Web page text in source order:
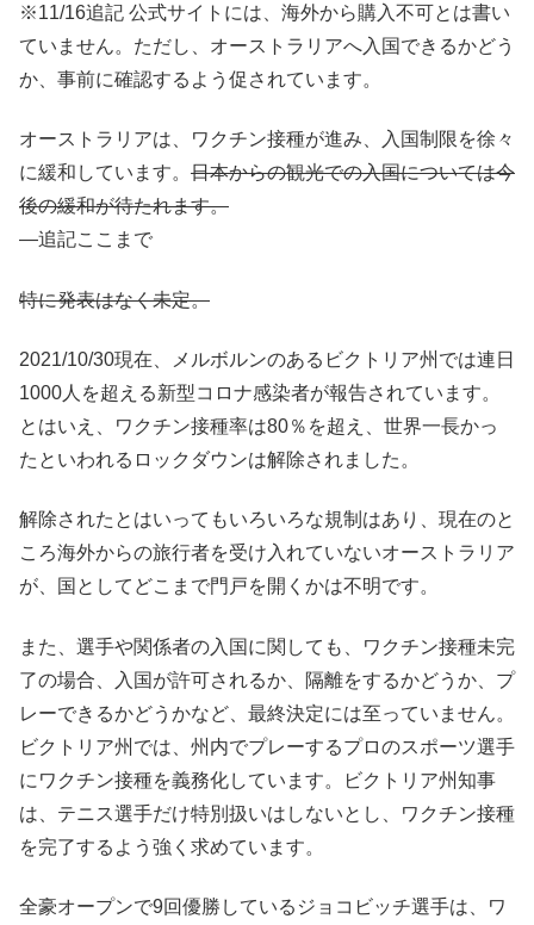
※11/16追記 公式サイトには、海外から購入不可とは書い
ていません。ただし、オーストラリアへ入国できるかどう
か、事前に確認するよう促されています。
オーストラリアは、ワクチン接種が進み、入国制限を徐々
に緩和しています。 日本からの観光での入国については今
後の緩和が待たれます。
—追記ここまで
特に発表はなく未定。
2021/10/30現在、メルボルンのあるビクトリア州では連日
1000人を超える新型コロナ感染者が報告されています。
とはいえ、ワクチン接種率は80％を超え、世界一長かっ
たといわれるロックダウンは解除されました。
解除されたとはいってもいろいろな規制はあり、現在のと
ころ海外からの旅行者を受け入れていないオーストラリア
が、国としてどこまで門戸を開くかは不明です。
また、選手や関係者の入国に関しても、ワクチン接種未完
了の場合、入国が許可されるか、隔離をするかどうか、プ
レーできるかどうかなど、最終決定には至っていません。
ビクトリア州では、州内でプレーするプロのスポーツ選手
にワクチン接種を義務化しています。ビクトリア州知事
は、テニス選手だけ特別扱いはしないとし、ワクチン接種
を完了するよう強く求めています。
全豪オープンで9回優勝しているジョコビッチ選手は、ワ